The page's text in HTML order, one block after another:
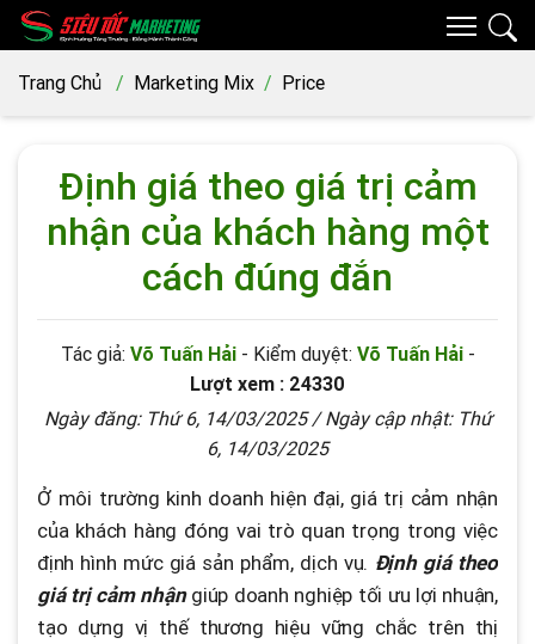
Trang Chủ Marketing Mix Price
Định giá theo giá trị cảm
nhận của khách hàng một
cách đúng đắn
Tác giả: Võ Tuấn Hải- Kiểm duyệt: Võ Tuấn Hải-
Lượt xem : 24330
Ngày đăng: Thứ 6, 14/03/2025/ Ngày cập nhật: Thứ
6, 14/03/2025
Ở môi trường kinh doanh hiện đại, giá trị cảm nhận
của khách hàng đóng vai trò quan trọng trong việc
định hình mức giá sản phẩm, dịch vụ. Định giá theo
giá trị cảm nhậngiúp doanh nghiệp tối ưu lợi nhuận,
tạo dựng vị thế thương hiệu vững chắc trên thị